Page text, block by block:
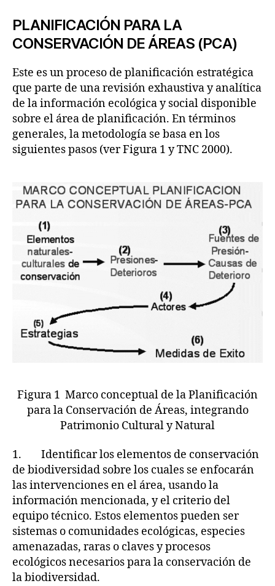
PLANIFICACIÓN PARA LA
CONSERVACIÓN DE ÁREAS (PCA)
Este es un proceso de planificación estratégica
que parte de una revisión exhaustiva y analítica
de la información ecológica y social disponible
sobre el área de planificación. En términos
generales, la metodología se basa en los
siguientes pasos (ver Figura 1 y TNC 2000).
Figura 1 Marco conceptual de la Planificación
para la Conservación de Áreas, integrando
Patrimonio Cultural y Natural
1. Identificar los elementos de conservación
de biodiversidad sobre los cuales se enfocarán
las intervenciones en el área, usando la
información mencionada, y el criterio del
equipo técnico. Estos elementos pueden ser
sistemas o comunidades ecológicas, especies
amenazadas, raras o claves y procesos
ecológicos necesarios para la conservación de
la biodiversidad.